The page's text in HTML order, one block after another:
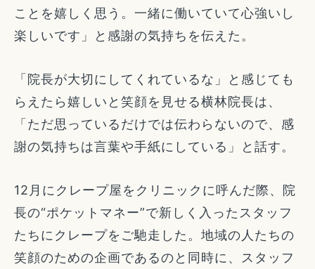
ことを嬉しく思う。一緒に働いていて心強いし
楽しいです」と感謝の気持ちを伝えた。
「院長が大切にしてくれているな」と感じても
らえたら嬉しいと笑顔を見せる横林院長は、
「ただ思っているだけでは伝わらないので、感
謝の気持ちは言葉や手紙にしている」と話す。
12月にクレープ屋をクリニックに呼んだ際、院
長の“ポケットマネー”で新しく入ったスタッフ
たちにクレープをご馳走した。地域の人たちの
笑顔のための企画であるのと同時に、スタッフ